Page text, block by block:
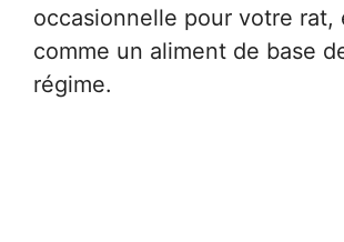
occasionnelle pour votre rat,
comme un aliment de base
régime.